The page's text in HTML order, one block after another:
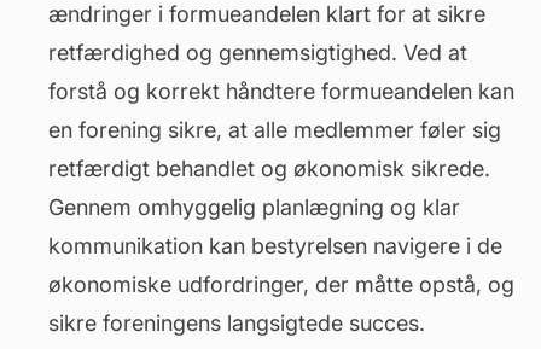
ændringer i formueandelen klart for at sikre
retfærdighed og gennemsigtighed. Ved at
forstå og korrekt håndtere formueandelen kan
en forening sikre, at alle medlemmer føler sig
retfærdigt behandlet og økonomisk sikrede.
Gennem omhyggelig planlægning og klar
kommunikation kan bestyrelsen navigere i de
økonomiske udfordringer, der måtte opstå, og
sikre foreningens langsigtede succes.